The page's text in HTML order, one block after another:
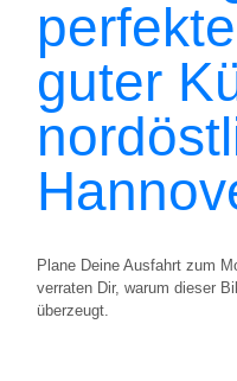
guter
Plane Deine Ausfahrt zum
verraten Dir, warum dieser
überzeugt.